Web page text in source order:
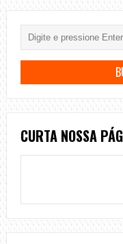
CURTA NOSSA